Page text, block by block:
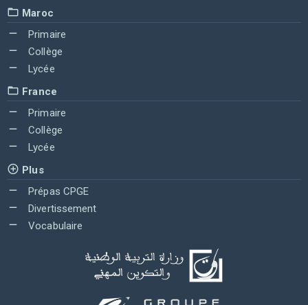
Maroc
Primaire
Collège
Lycée
France
Primaire
Collège
Lycée
Plus
Prépas CPGE
Divertissement
Vocabulaire